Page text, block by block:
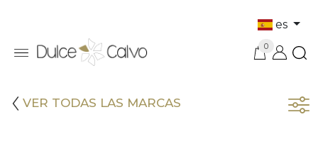
es
0
VER TODAS LAS MARCAS